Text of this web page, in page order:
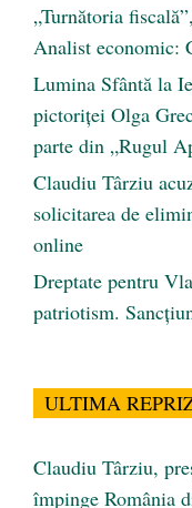
„Turnătoria
Analist economic:
Lumina Sfântă la
pictoriței Olga
parte din „Rugul
Claudiu Târziu
solicitarea de
online
Dreptate pentru
patriotism.
ULTIMA
Claudiu Târziu,
împinge România